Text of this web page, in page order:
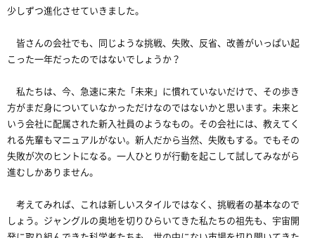
少しずつ進化させていきました。
皆さんの会社でも、同じような挑戦、失敗、反省、改善がいっぱい起
こった一年だったのではないでしょうか？
私たちは、今、急速に来た「未来」に慣れていないだけで、その歩き
方がまだ身についていなかっただけなのではないかと思います。未来と
いう会社に配属された新入社員のようなもの。その会社には、教えてく
れる先輩もマニュアルがない。新人だから当然、失敗もする。でもその
失敗が次のヒントになる。一人ひとりが行動を起こして試してみながら
進むしかありません。
考えてみれば、これは新しいスタイルではなく、挑戦者の基本なので
しょう。ジャングルの奥地を切りひらいてきた私たちの祖先も、宇宙開